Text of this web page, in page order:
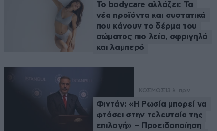
Το bodycare αλλάζει: Τα
νέα προϊόντα και συστατικά
που κάνουν το δέρμα του
σώματος πιο λείο, σφριγηλό
και λαμπερό
ΚΟΣΜΟΣ 13 λ. πριν
Φιντάν: «Η Ρωσία μπορεί να
φτάσει στην τελευταία της
επιλογή» – Προειδοποίηση